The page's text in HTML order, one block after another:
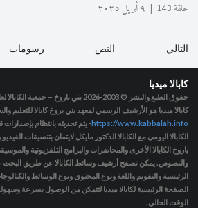
حلقة 143 | ٩ أبريل ٢٠٢٥
التالي النص رسومات
كابالا ميديا
حقوق الطبع والنشر © 2003-2026
بني باروخ – جمعية
كابالا ميديا هو الأرشيف الرسمي لمعهد بني بروخ كابالا للتعليم
https://www.kabbalah.info- يتم تحديثه بانتظام
الكابالا اليومي مع الكابالا الدكتور مايكل لايتمان بتنسيقات
باروخ الكابالا الأخرى والمحاضرات والبرامج التلفزيونية
والنصوص. يمكن تصفح أرشيف وسائط الكابالا عن طريق البحث عن
الرئيسية والتقويم واللغة ونوع المحتوى ونوع الوسائط
الصفحة الرئيسية لكابالا ميديا لتتمكن من الوصول بسرعة
الوقت الحالي.